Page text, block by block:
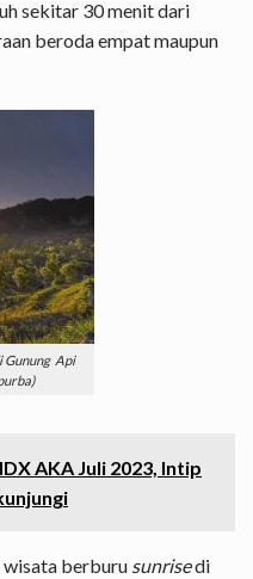
sekitar 30 menit dari
beroda empat maupun
Gunung Api
AKA Juli 2023, Intip
wisata berburu sunrisedi